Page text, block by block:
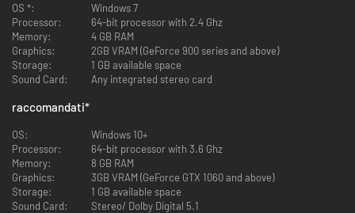
Crea habitat su pianeti di varie dimensioni con il posizionamento
skin delle tessere e opzioni di personalizzazione. Modellare una foresta
composta da un numero specifico di campi o costruire una caratteristica
distinta come un'oasi ti darà vantaggi diversi a seconda delle tue missioni
e dei progressi del gioco.
OS *:
Windows 7
Processor:
64-bit processor with 2.4 Ghz
Memory:
4 GB RAM
Graphics:
2GB VRAM (GeForce 900 series and above)
Storage:
1 GB available space
Sound Card:
Any integrated stereo card
raccomandati*
OS:
Windows 10+
Processor:
64-bit processor with 3.6 Ghz
Memory:
8 GB RAM
Graphics:
3GB VRAM (GeForce GTX 1060 and above)
Storage:
1 GB available space
Sound Card:
Stereo/ Dolby Digital 5.1